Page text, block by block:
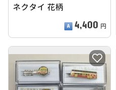
ネクタイ 花柄
4,400 円